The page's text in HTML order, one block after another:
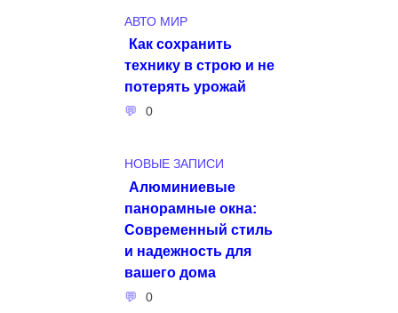
АВТО МИР
Как сохранить
технику в строю и не
потерять урожай
0
НОВЫЕ ЗАПИСИ
Алюминиевые
панорамные окна:
Современный стиль
и надежность для
вашего дома
0